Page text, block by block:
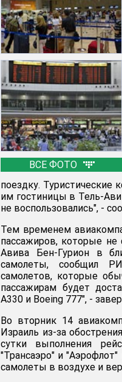
ВСЕ ФОТО
поездку. Туристические
им гостиницы в Тель-
не воспользовались", -
Тем временем
пассажиров, которые не
Авива Бен-Гурион в
самолеты, сообщил
самолетов, которые
пассажирам будет
A330 и Boeing 777", -
Во вторник 14
Израиль из-за
сутки выполнения
"Трансаэро" и
самолеты в воздухе и